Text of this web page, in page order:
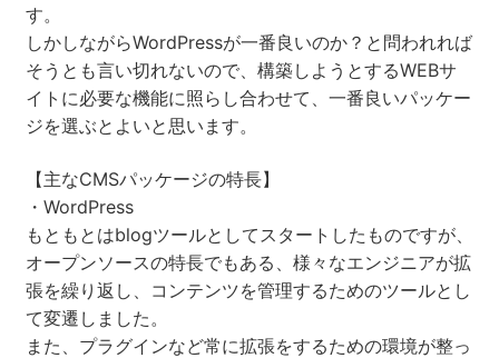
す。
しかしながらWordPressが一番良いのか？と問われれば
そうとも言い切れないので、構築しようとするWEBサ
イトに必要な機能に照らし合わせて、一番良いパッケー
ジを選ぶとよいと思います。
【主なCMSパッケージの特長】
・WordPress
もともとはblogツールとしてスタートしたものですが、
オープンソースの特長でもある、様々なエンジニアが拡
張を繰り返し、コンテンツを管理するためのツールとし
て変遷しました。
また、プラグインなど常に拡張をするための環境が整っ